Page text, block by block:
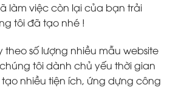
làm việc còn lại của bạn trải
tôi đã tạo nhé !
số lượng nhiều mẫu website
tôi dành chủ yếu thời gian
nhiều tiện ích, ứng dựng công